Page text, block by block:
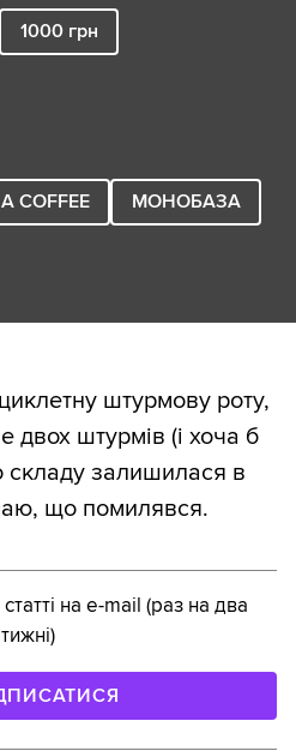
1000 грн
COFFEE
МОНОБАЗА
штурмову роту,
двох штурмів (і хоча б
складу залишилася в
що помилявся.
на e-mail (раз на два
тижні)